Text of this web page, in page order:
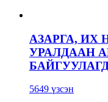
АЗАРГА,
УРАЛДААН
5649 үзсэн